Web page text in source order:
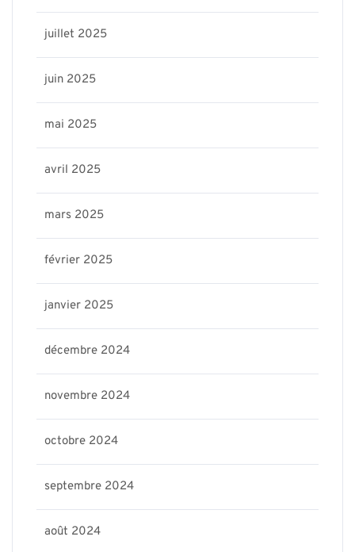
juillet 2025
juin 2025
mai 2025
avril 2025
mars 2025
février 2025
janvier 2025
décembre 2024
novembre 2024
octobre 2024
septembre 2024
août 2024